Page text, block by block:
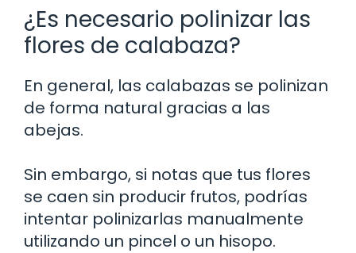
¿Es necesario polinizar las
flores de calabaza?
En general, las calabazas se polinizan
de forma natural gracias a las
abejas.
Sin embargo, si notas que tus flores
se caen sin producir frutos, podrías
intentar polinizarlas manualmente
utilizando un pincel o un hisopo.